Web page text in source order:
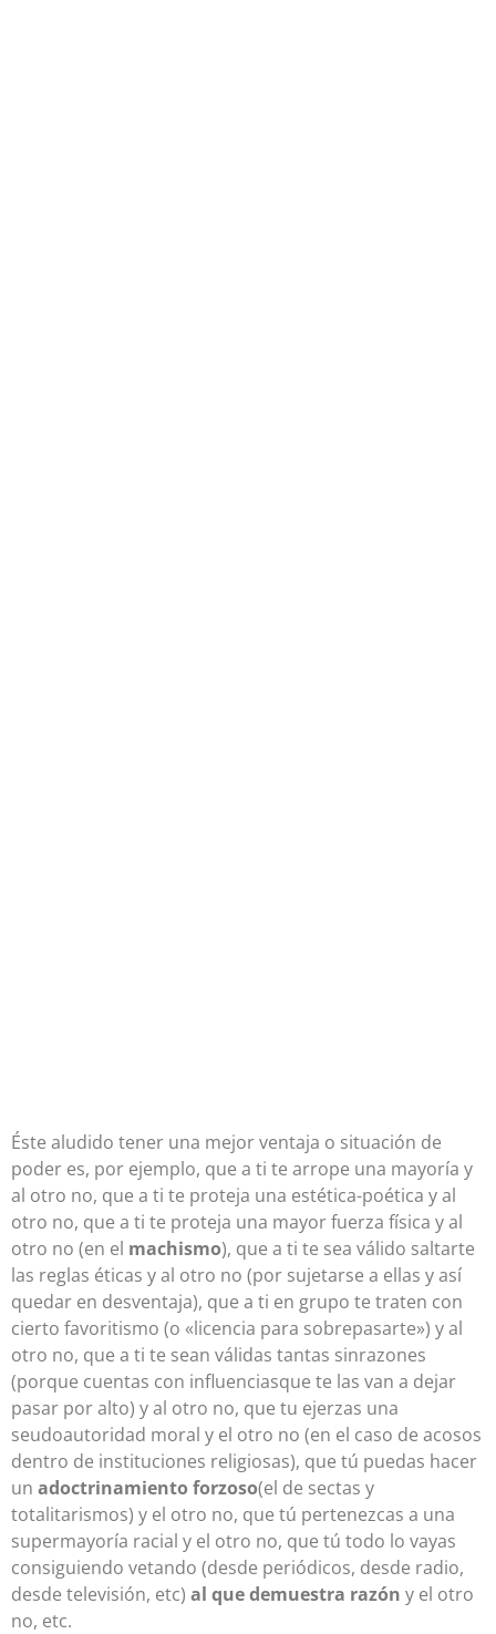
Éste aludido tener una mejor ventaja o situación de
poder es, por ejemplo, que a ti te arrope una mayoría y
al otro no, que a ti te proteja una estética-poética y al
otro no, que a ti te proteja una mayor fuerza física y al
otro no (en el machismo), que a ti te sea válido saltarte
las reglas éticas y al otro no (por sujetarse a ellas y así
quedar en desventaja), que a ti en grupo te traten con
cierto favoritismo (o «licencia para sobrepasarte») y al
otro no, que a ti te sean válidas tantas sinrazones
(porque cuentas con influenciasque te las van a dejar
pasar por alto) y al otro no, que tu ejerzas una
seudoautoridad moral y el otro no (en el caso de acosos
dentro de instituciones religiosas), que tú puedas hacer
un adoctrinamiento forzoso(el de sectas y
totalitarismos) y el otro no, que tú pertenezcas a una
supermayoría racial y el otro no, que tú todo lo vayas
consiguiendo vetando (desde periódicos, desde radio,
desde televisión, etc) al que demuestra razón y el otro
no, etc.